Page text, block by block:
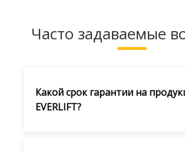
Часто задаваемые
Какой срок гарантии на
EVERLIFT?